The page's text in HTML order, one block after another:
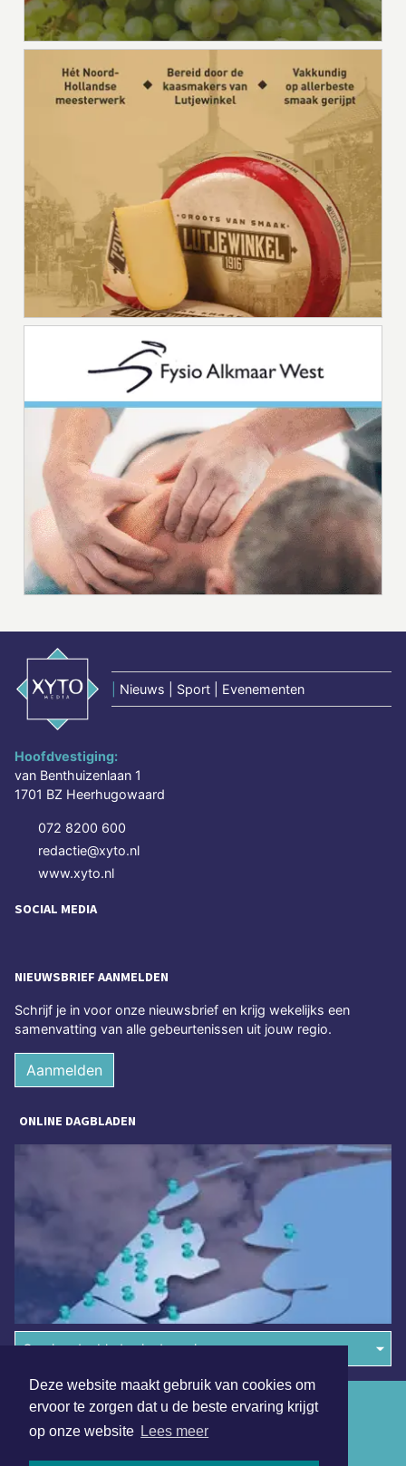
Deze website maakt gebruik van cookies om
ervoor te zorgen dat u de beste ervaring krijgt
op onze website Lees meer
Nieuws | Sport | Evenementen
Hoofdvestiging:
van Benthuizenlaan 1
1701 BZ Heerhugowaard
072 8200 600
redactie@xyto.nl
www.xyto.nl
SOCIAL MEDIA
NIEUWSBRIEF AANMELDEN
Schrijf je in voor onze nieuwsbrief en krijg wekelijks een
samenvatting van alle gebeurtenissen uit jouw regio.
Aanmelden
ONLINE DAGBLADEN
Overige dagbladen in de regio
Algemene voorwaarden
Disclaimer